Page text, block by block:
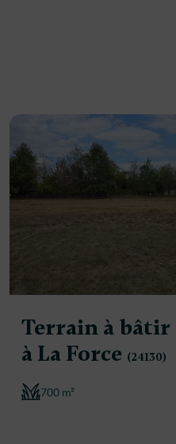
Terrain à bâtir
à La Force (24130)
700 m²